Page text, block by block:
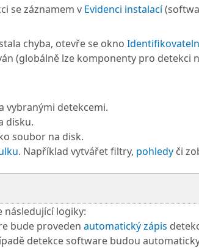
se záznamem v Evidenci instalací
chyba, otevře se okno
(globálně lze komponenty pro detekci
vybranými detekcemi.
disku.
soubor na disk.
. Například vytvářet filtry, pohledy či
následující logiky:
bude proveden automatický zápis
detekce software budou